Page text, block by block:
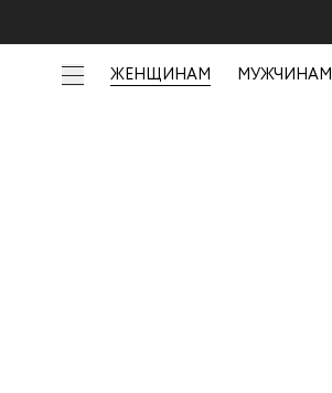
ЖЕНЩИНАМ МУЖЧИНАМ